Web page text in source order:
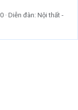
Diễn đàn: Nội thất -